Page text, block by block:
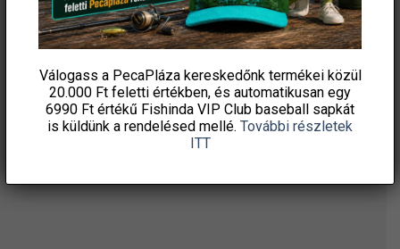
Válogass a PecaPláza kereskedőnk termékei közül
20.000 Ft feletti értékben, és automatikusan egy
6990 Ft értékű Fishinda VIP Club baseball sapkát
is küldünk a rendelésed mellé. További részletek
ITT